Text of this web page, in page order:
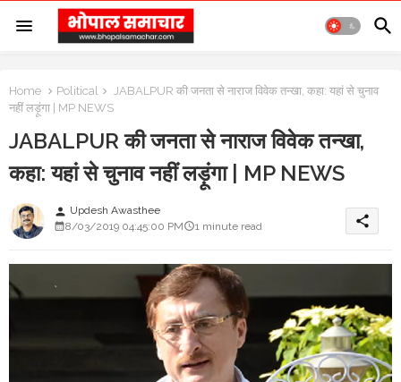
Home Political
JABALPUR की जनता से नाराज विवेक तन्खा, कहा: यहां से चुनाव
नहीं लड़ूंगा | MP NEWS
JABALPUR की जनता से नाराज विवेक तन्खा,
कहा: यहां से चुनाव नहीं लड़ूंगा | MP NEWS
person Updesh Awasthee
8/03/2019 04:45:00 PM
1 minute read share